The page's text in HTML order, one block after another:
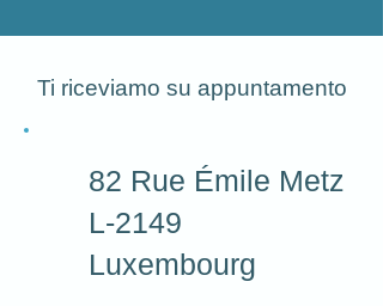
Ti riceviamo su appuntamento
82 Rue Émile Metz
L-2149
Luxembourg